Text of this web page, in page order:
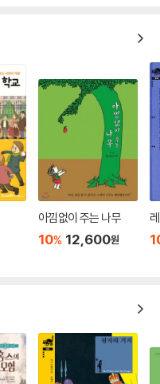
아낌없이 주는 나무
10% 12,600원